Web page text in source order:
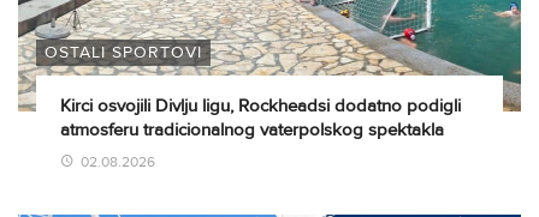
OSTALI SPORTOVI
Kirci osvojili Divlju ligu, Rockheadsi dodatno podigli
atmosferu tradicionalnog vaterpolskog spektakla
02.08.2026